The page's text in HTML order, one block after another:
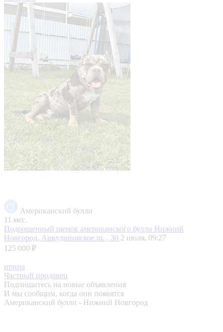
Американский булли
11 мес.
Подрощенный щенок американского булли Нижний
Новгород, Анкудиновское ш. , 30 2 июля, 09:27
125 000 ₽
ирина
Частный продавец
Подпишитесь на новые объявления
И мы сообщим, когда они появятся
Американский булли - Нижний Новгород